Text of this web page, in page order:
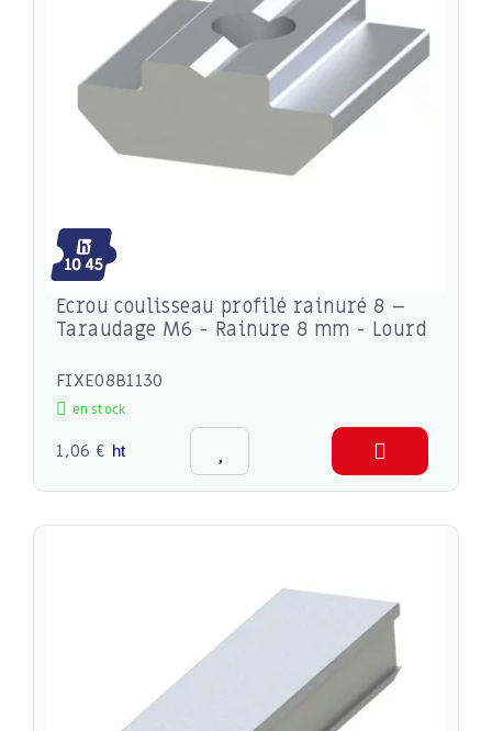
Ecrou coulisseau profilé rainuré 8 –
Taraudage M6 - Rainure 8 mm - Lourd
FIXE08B1130
en stock
1,06 € ht